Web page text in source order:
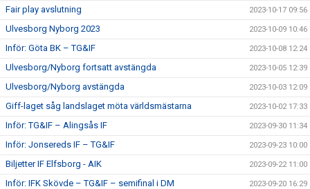
Fair play avslutning 2023-10-17 09:56
Ulvesborg Nyborg 2023 2023-10-09 10:46
Inför: Göta BK – TG&IF 2023-10-08 12:24
Ulvesborg/Nyborg fortsatt avstängda 2023-10-05 12:39
Ulvesborg/Nyborg avstängda 2023-10-03 12:09
Giff-laget såg landslaget möta världsmästarna 2023-10-02 17:33
Inför: TG&IF – Alingsås IF 2023-09-30 11:34
Inför: Jonsereds IF – TG&IF 2023-09-23 10:00
Biljetter IF Elfsborg - AIK 2023-09-22 11:00
Inför: IFK Skövde – TG&IF – semifinal i DM 2023-09-20 16:29